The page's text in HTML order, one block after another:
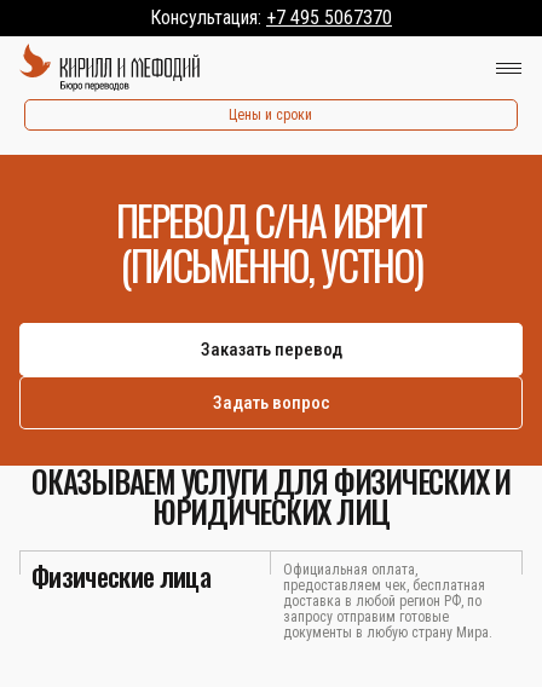
Консультация: +7 495 5067370
Цены и сроки
ПЕРЕВОД С/НА ИВРИТ
(ПИСЬМЕННО, УСТНО)
Заказать перевод
Задать вопрос
ОКАЗЫВАЕМ УСЛУГИ ДЛЯ ФИЗИЧЕСКИХ И
ЮРИДИЧЕСКИХ ЛИЦ
Физические лица
Официальная оплата,
предоставляем чек, бесплатная
доставка в любой регион РФ, по
запросу отправим готовые
документы в любую страну Мира.